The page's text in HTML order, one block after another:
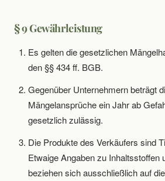
§ 9 Gewährleistung
Es gelten die gesetzlichen
den §§ 434 ff. BGB.
Gegenüber Unternehmern beträgt
Mängelansprüche ein Jahr ab
gesetzlich zulässig.
Die Produkte des Verkäufers sind
Etwaige Angaben zu Inhaltsstoffen
beziehen sich ausschließlich auf